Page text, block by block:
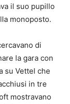
il suo pupillo
monoposto.
di
la gara con
su Vettel che
in tre
mostravano